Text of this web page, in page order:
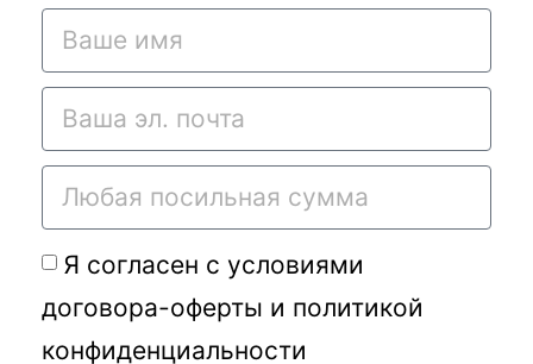
Я согласен с условиями
договора-оферты и политикой
конфиденциальности